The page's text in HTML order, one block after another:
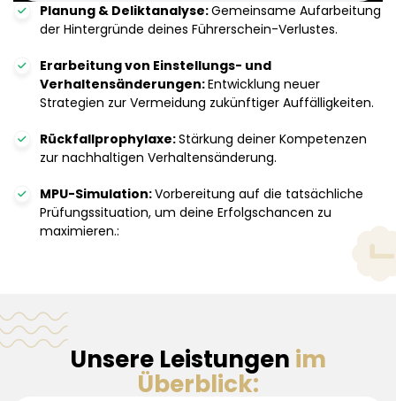
Planung & Deliktanalyse:Gemeinsame Aufarbeitung
der Hintergründe deines Führerschein-Verlustes.
Erarbeitung von Einstellungs- und
Verhaltensänderungen:Entwicklung neuer
Strategien zur Vermeidung zukünftiger Auffälligkeiten.
Rückfallprophylaxe:Stärkung deiner Kompetenzen
zur nachhaltigen Verhaltensänderung.
MPU-Simulation:Vorbereitung auf die tatsächliche
Prüfungssituation, um deine Erfolgschancen zu
maximieren.:
Unsere Leistungen im
Überblick: